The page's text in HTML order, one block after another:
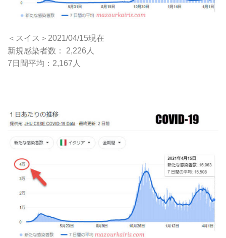
＜スイス＞2021/04/15現在
新規感染者数： 2,226人
7日間平均：2,167人